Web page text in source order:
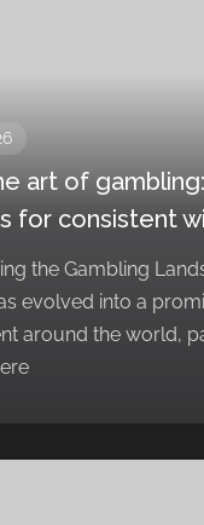
art of
for consistent
the Gambling
evolved into a
around the world,